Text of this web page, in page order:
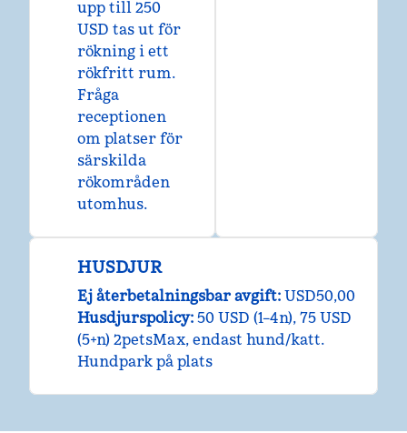
upp till 250
USD tas ut för
rökning i ett
rökfritt rum.
Fråga
receptionen
om platser för
särskilda
rökområden
utomhus.
HUSDJUR
Ej återbetalningsbar avgift: USD50,00
Husdjurspolicy: 50 USD (1–4n), 75 USD
(5+n) 2petsMax, endast hund/katt.
Hundpark på plats